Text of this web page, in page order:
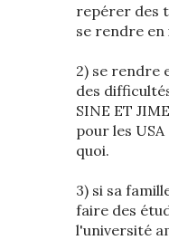
repérer des
se rendre en
2) se rendre
des
SINE ET
pour les
quoi.
3) si sa
faire des
l'université